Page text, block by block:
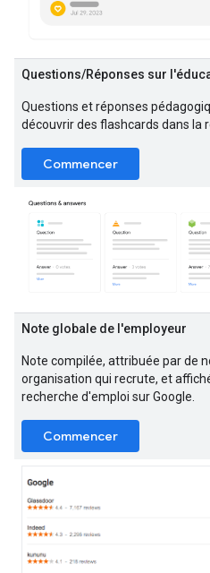
Questions/Réponses sur
Questions et réponses
découvrir des flashcards dans la
Commencer
Note globale de l'employeur
Note compilée, attribuée par de
organisation qui recrute, et
recherche d'emploi sur Google.
Commencer